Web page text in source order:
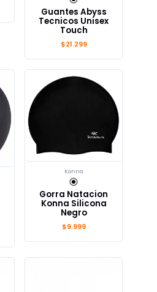
Guantes Abyss
Tecnicos Unisex
Touch
$21.299
Konna
Gorra Natacion
Konna Silicona
Negro
$9.999